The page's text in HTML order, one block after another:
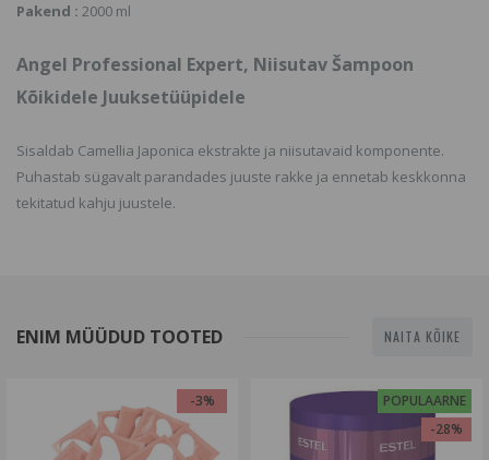
Pakend : 2000 ml
Angel Professional Expert, Niisutav Šampoon
Kõikidele Juuksetüüpidele
Sisaldab Camellia Japonica ekstrakte ja niisutavaid komponente.
Puhastab sügavalt parandades juuste rakke ja ennetab keskkonna
tekitatud kahju juustele.
ENIM MÜÜDUD TOOTED NAITA KÕIKE
-3%
POPULAARNE
-28%